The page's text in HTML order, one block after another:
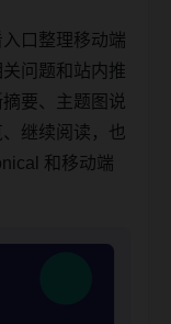
口整理移动端
问题和站内推
要、主题图说
继续阅读，也
和移动端